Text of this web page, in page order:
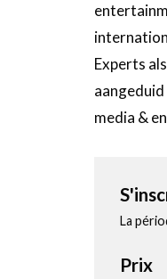
Experts
media &
La
Prix